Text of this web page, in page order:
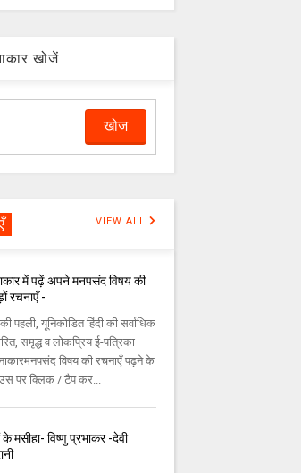
खोजें
VIEW ALL
में पढ़ें अपने मनपसंद विषय की
रचनाएँ -
की पहली, यूनिकोडित हिंदी की सर्वाधिक
समृद्ध व लोकप्रिय ई-पत्रिका
विषय की रचनाएँ पढ़ने के
पर क्लिक / टैप कर...
के मसीहा- विष्णु प्रभाकर -देवी